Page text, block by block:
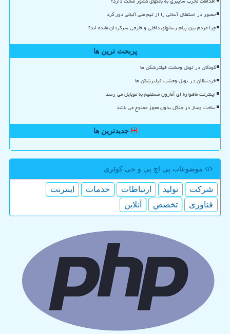
حضور در استقلال آسانی را از تیم ملی آلبانی دور کرد
چرا مردم بین پیام رسانهای داخلی و خارجی سرگردان مانده اند؟
پربحث ترین ها
کودکان در تونل وحشت فیلترشکن ها
خردسالان در تونل وحشت فیلترشکن ها
اینترنت ماهواره ای آمازون مستقیم به موبایل می رسد
ساخت وساز در جنگل بدون مجوز ممنوع می باشد
جدیدترین ها
موضوعات پی اچ پی و جی كوئری
شركت تولید ارتباطات خدمات
اینترنت
فناوری
تخصص آنلاین